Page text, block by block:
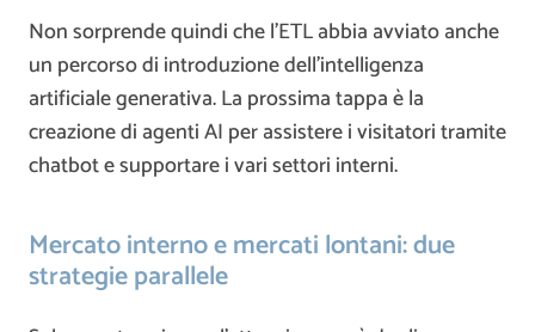
Non sorprende quindi che l’ETL abbia avviato anche
un percorso di introduzione dell’intelligenza
artificiale generativa. La prossima tappa è la
creazione di agenti AI per assistere i visitatori tramite
chatbot e supportare i vari settori interni.
Mercato interno e mercati lontani: due
strategie parallele